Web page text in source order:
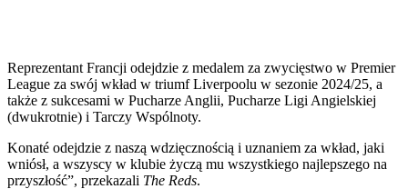
Reprezentant Francji odejdzie z medalem za zwycięstwo w Premier
League za swój wkład w triumf Liverpoolu w sezonie 2024/25, a
także z sukcesami w Pucharze Anglii, Pucharze Ligi Angielskiej
(dwukrotnie) i Tarczy Wspólnoty.
Konaté odejdzie z naszą wdzięcznością i uznaniem za wkład, jaki
wniósł, a wszyscy w klubie życzą mu wszystkiego najlepszego na
przyszłość”, przekazali The Reds.